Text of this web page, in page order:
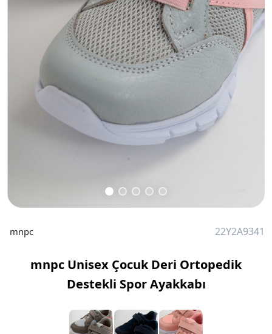
mnpc 22Y2A9341
mnpc Unisex Çocuk Deri Ortopedik
Destekli Spor Ayakkabı